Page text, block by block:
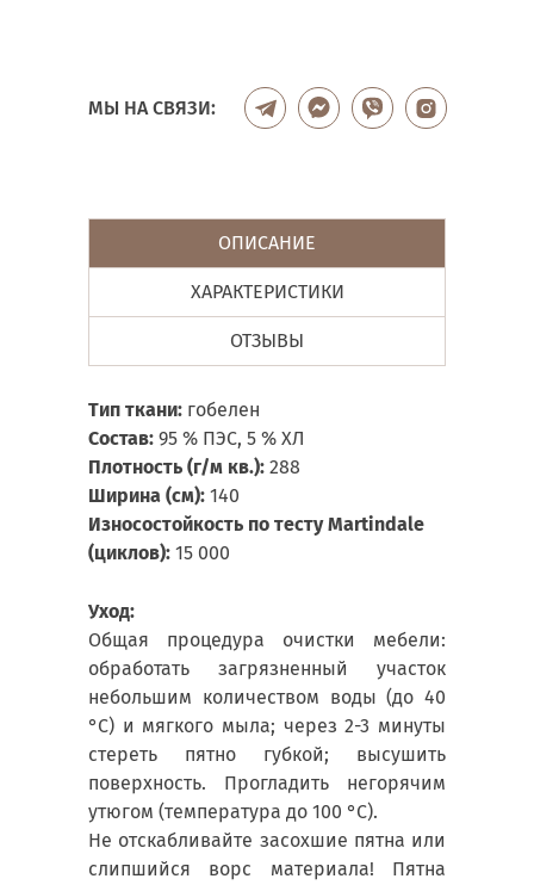
МЫ НА СВЯЗИ:
ОПИСАНИЕ
ХАРАКТЕРИСТИКИ
ОТЗЫВЫ
Тип ткани: гобелен
Состав: 95 % ПЭС, 5 % ХЛ
Плотность (г/м кв.): 288
Ширина (см): 140
Износостойкость по тесту Martindale
(циклов): 15 000
Уход:
Общая процедура очистки мебели:
обработать загрязненный участок
небольшим количеством воды (до 40
°С) и мягкого мыла; через 2-3 минуты
стереть пятно губкой; высушить
поверхность. Прогладить негорячим
утюгом (температура до 100 °С).
Не отскабливайте засохшие пятна или
слипшийся ворс материала! Пятна